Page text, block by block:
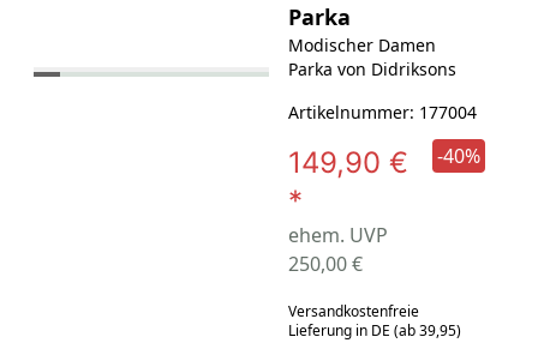
Parka
Modischer Damen
Parka von Didriksons
Artikelnummer: 177004
149,90 €
*
ehem. UVP
250,00 €
-40%
Versandkostenfreie
Lieferung in DE (ab 39,95)